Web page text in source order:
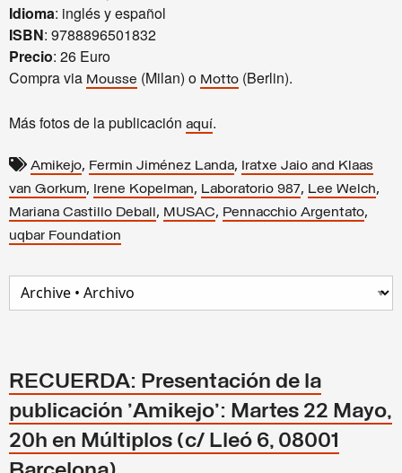
Idioma: inglés y español
ISBN: 9788896501832
Precio: 26 Euro
Compra via Mousse (Milan) o Motto (Berlin).
Más fotos de la publicación aquí.
Amikejo, Fermin Jiménez Landa,
Iratxe Jaio and Klaas
van Gorkum, Irene Kopelman, Laboratorio 987, Lee Welch,
Mariana Castillo Deball , MUSAC, Pennacchio Argentato,
uqbar Foundation
RECUERDA: Presentación de la
publicación 'Amikejo': Martes 22 Mayo,
20h en Múltiplos (c/ Lleó 6, 08001